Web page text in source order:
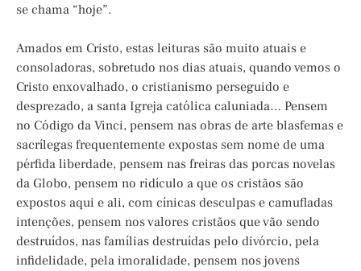
se chama “hoje”.
Amados em Cristo, estas leituras são muito atuais e
consoladoras, sobretudo nos dias atuais, quando vemos o
Cristo enxovalhado, o cristianismo perseguido e
desprezado, a santa Igreja católica caluniada… Pensem
no Código da Vinci, pensem nas obras de arte blasfemas e
sacrílegas frequentemente expostas sem nome de uma
pérfida liberdade, pensem nas freiras das porcas novelas
da Globo, pensem no ridículo a que os cristãos são
expostos aqui e ali, com cínicas desculpas e camufladas
intenções, pensem nos valores cristãos que vão sendo
destruídos, nas famílias destruídas pelo divórcio, pela
infidelidade, pela imoralidade, pensem nos jovens